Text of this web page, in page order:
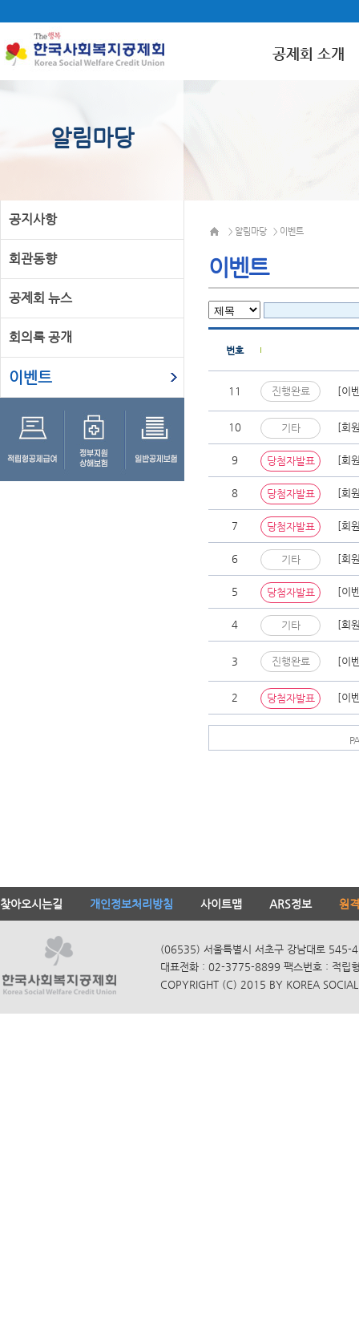
공제회 소개
알림마당
공지사항
회관동향
공제회 뉴스
회의록 공개
이벤트
> 알림마당 > 이벤트
이벤트
번호
11 진행완료 [이
10 기타 [회
9 당첨자발표 [회
8 당첨자발표 [회
7 당첨자발표 [회
6 기타 [회
5 당첨자발표 [이
4 기타 [회
3 진행완료 [이
2 당첨자발표 [이
찾아오시는길 개인정보처리방침 사이트맵 ARS정보 원
(06535) 서울특별시 서초구 강남대로 545-
대표전화 : 02-3775-8899 팩스번호 : 적립
COPYRIGHT (C) 2015 BY KOREA SOCIAL